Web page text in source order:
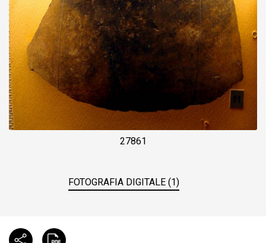
27861
FOTOGRAFIA DIGITALE (1)